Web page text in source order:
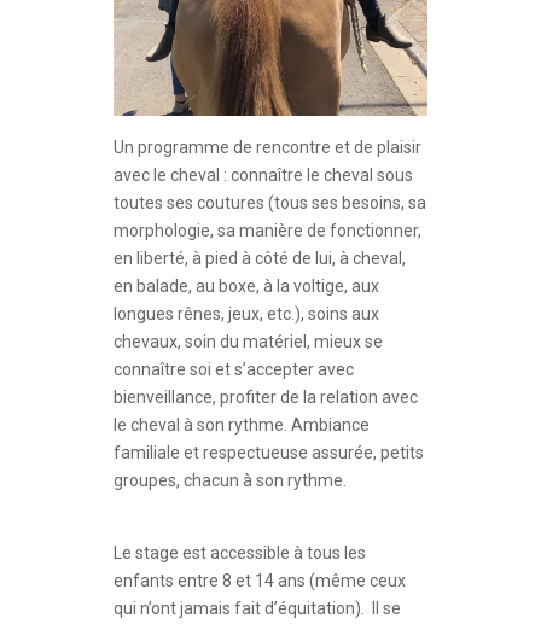
Un programme de rencontre et de plaisir
avec le cheval : connaître le cheval sous
toutes ses coutures (tous ses besoins, sa
morphologie, sa manière de fonctionner,
en liberté, à pied à côté de lui, à cheval,
en balade, au boxe, à la voltige, aux
longues rênes, jeux, etc.), soins aux
chevaux, soin du matériel, mieux se
connaître soi et s’accepter avec
bienveillance, profiter de la relation avec
le cheval à son rythme. Ambiance
familiale et respectueuse assurée, petits
groupes, chacun à son rythme.
Le stage est accessible à tous les
enfants entre 8 et 14 ans (même ceux
qui n’ont jamais fait d’équitation). Il se